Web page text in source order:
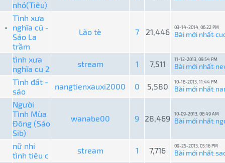
nhỏ(Tiêu)
Tình xưa
nghĩa cũ -
Sáo La
trầm
Lão tè 7 21,446 03-14-2014, 06:22 PM
Bài mới nhất:
tình xưa
nghĩa cu 2
stream 1 7,511 11-12-2013, 09:54 PM
Bài mới nhất:
Tình đất -
sáo
nangtienxauxi2000 0 5,580 10-18-2013, 11:44 PM
Bài mới nhất:
Người
Tình Mùa
Đông (Sáo
Sib)
wanabe00 9 28,469 10-09-2013, 08:49 AM
Bài mới nhất:
nữ nhi
tình tiêu c
stream 1 7,716 09-25-2013, 05:16 PM
Bài mới nhất: